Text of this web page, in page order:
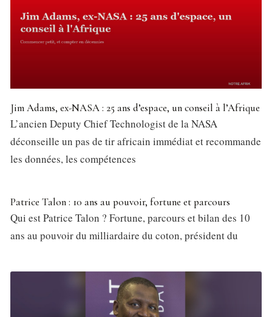
Jim Adams, ex-NASA : 25 ans d’espace, un conseil à l’Afrique
L’ancien Deputy Chief Technologist de la NASA
déconseille un pas de tir africain immédiat et recommande
les données, les compétences
Patrice Talon : 10 ans au pouvoir, fortune et parcours
Qui est Patrice Talon ? Fortune, parcours et bilan des 10
ans au pouvoir du milliardaire du coton, président du